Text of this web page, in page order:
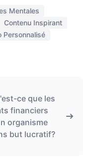
Mentales
Contenu Inspirant
Personnalisé
ce que les
financiers
organisme
but lucratif?